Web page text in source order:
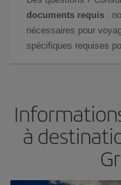
documents requis :
nécessaires pour
spécifiques requises
à